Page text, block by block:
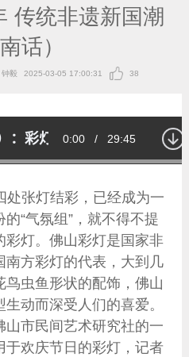
传统非遗新国潮
话）
钟毅 2025-03-05 17:00:31 38
：彩灯照新年 文化耀海外
Current
0:00 / Duration
29:45
处张灯结彩，已经成为一
“气氛组”，就不得不提
彩灯。佛山彩灯是国家非
南方彩灯的代表，大到几
虫鱼形状的配饰，佛山
动而深受人们的喜爱。
市民间艺术研究社的一
于欢庆节日的彩灯，记者